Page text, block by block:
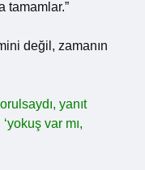
tamamlar.”
değil, zamanın
yanıt
var mı,